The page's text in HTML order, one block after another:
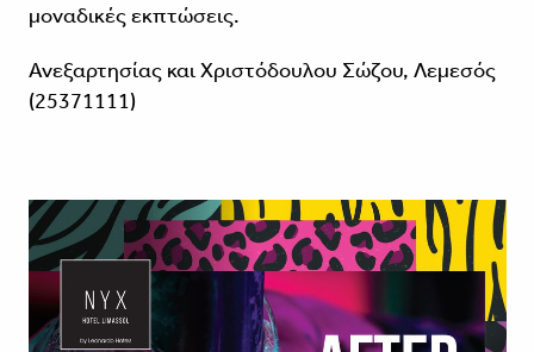
μοναδικές εκπτώσεις.
Ανεξαρτησίας και Χριστόδουλου Σώζου, Λεμεσός
(25371111)